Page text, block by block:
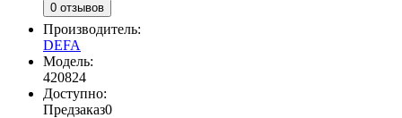
0 отзывов
Производитель:
DEFA
Модель:
420824
Доступно:
Предзаказ0